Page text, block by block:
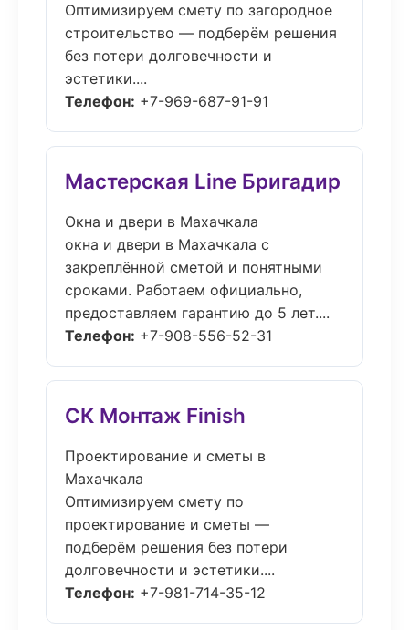
Оптимизируем смету по загородное
строительство — подберём решения
без потери долговечности и
эстетики....
Телефон: +7-969-687-91-91
Мастерская Line Бригадир
Окна и двери в Махачкала
окна и двери в Махачкала с
закреплённой сметой и понятными
сроками. Работаем официально,
предоставляем гарантию до 5 лет....
Телефон: +7-908-556-52-31
СК Монтаж Finish
Проектирование и сметы в
Махачкала
Оптимизируем смету по
проектирование и сметы —
подберём решения без потери
долговечности и эстетики....
Телефон: +7-981-714-35-12